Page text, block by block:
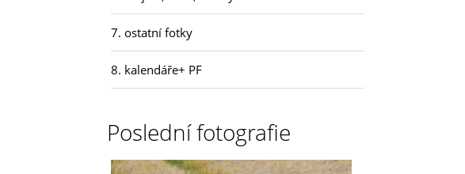
7. ostatní fotky
8. kalendáře+ PF
Poslední fotografie